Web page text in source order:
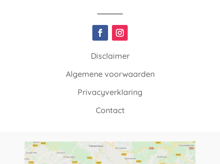
Disclaimer
Algemene voorwaarden
Privacyverklaring
Contact